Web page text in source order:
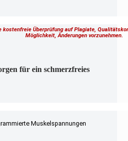
kostenfreie Überprüfung auf Plagiate,
Möglichkeit, Änderungen vorzunehmen.
für ein schmerzfreies
Muskelspannungen